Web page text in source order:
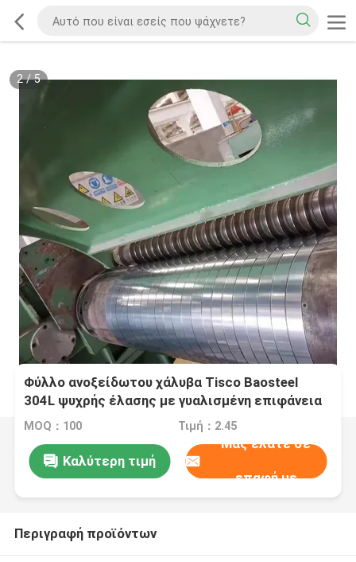
2/5
Φύλλο ανοξείδωτου χάλυβα Tisco Baosteel
304L ψυχρής έλασης με γυαλισμένη επιφάνεια
για βιομηχανικές εφαρμογές
MOQ：100 Τιμή：2.45
Καλύτερη τιμή
Μας ελάτε σε
επαφή με
Περιγραφή προϊόντων